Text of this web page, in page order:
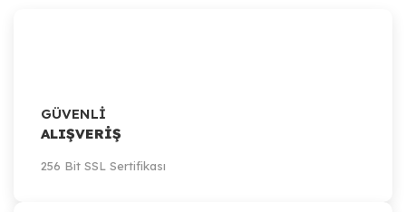
GÜVENLİ
ALIŞVERİŞ
256 Bit SSL Sertifikası